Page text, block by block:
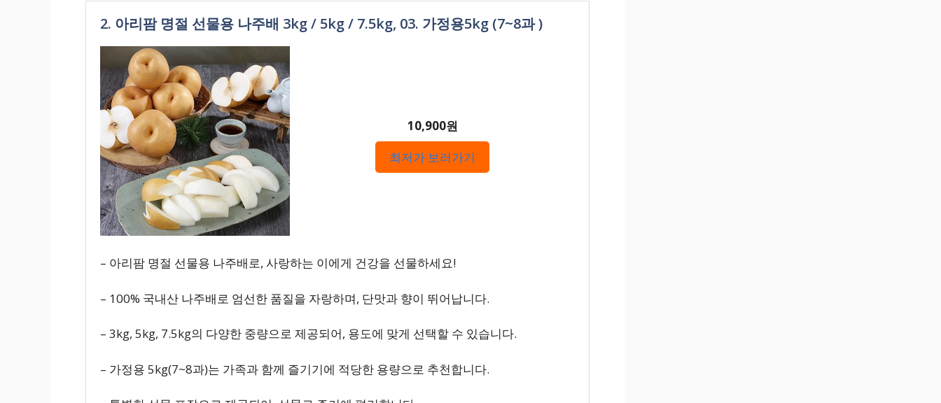
2. 아리팜 명절 선물용 나주배 3kg / 5kg / 7.5kg, 03. 가정용5kg (7~8과 )
10,900원
최저가 보러가기
– 아리팜 명절 선물용 나주배로, 사랑하는 이에게 건강을 선물하세요!
– 100% 국내산 나주배로 엄선한 품질을 자랑하며, 단맛과 향이 뛰어납니다.
– 3kg, 5kg, 7.5kg의 다양한 중량으로 제공되어, 용도에 맞게 선택할 수 있습니다.
– 가정용 5kg(7~8과)는 가족과 함께 즐기기에 적당한 용량으로 추천합니다.